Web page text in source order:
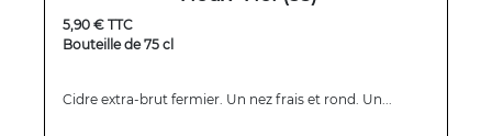
5,90 € TTC
Bouteille de 75 cl
Cidre extra-brut fermier. Un nez frais et rond. Un...